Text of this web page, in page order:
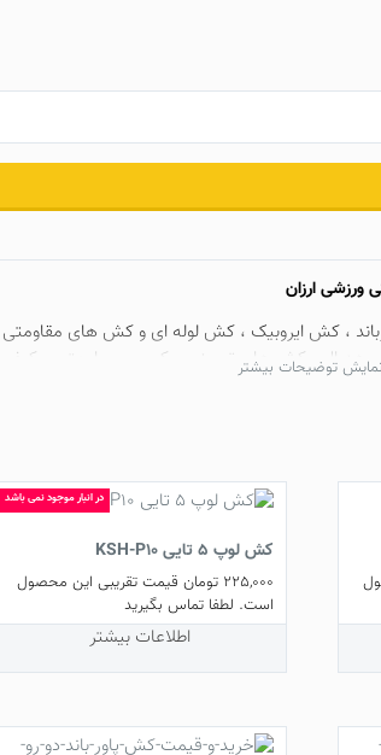
ورزشی ارزان
، کش ایروبیک ، کش لوله ای و کش های
کش های تمرینی بوکس و … با بهترین کیفیت و
نمایش توضیحات بیشتر
در انبار موجود نمی باشد
کش لوپ 5 تایی KSH-P10
225,000 تومانقیمت تقریبی این محصول
است. لطفا تماس بگیرید
اطلاعات بیشتر